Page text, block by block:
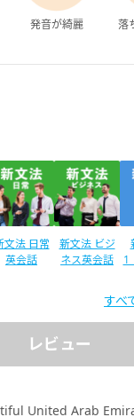
発音が綺麗 落
文法 日常
英会話
新文法 ビジ
ネス英会話
1
スピー スピーキングス
すべ
レビュー
United Arab